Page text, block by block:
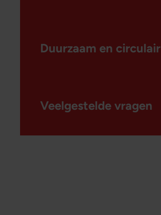
Duurzaam en circulair
Veelgestelde vragen